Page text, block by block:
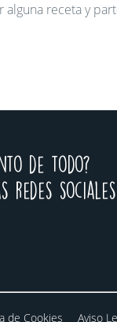
receta y
de todo?
redes
de Cookies Aviso